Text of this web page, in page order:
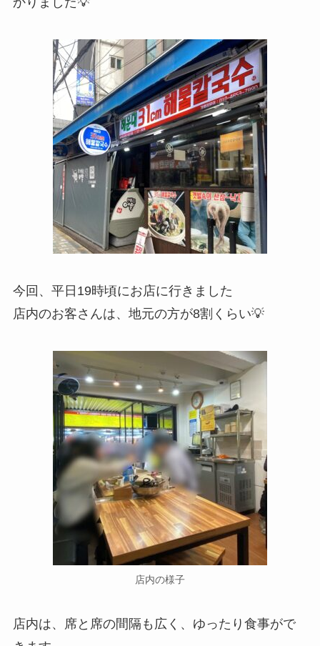
今回、平日19時頃にお店に行きました
店内のお客さんは、地元の方が8割くらい💡
店内の様子
店内は、席と席の間隔も広く、ゆったり食事がで